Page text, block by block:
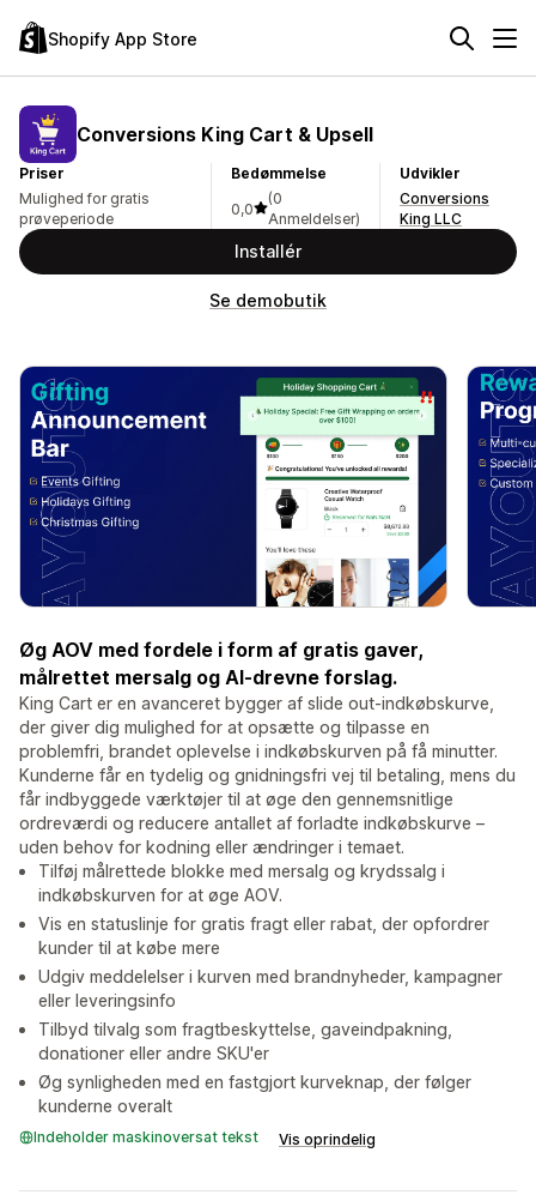
Shopify App Store
Conversions King Cart & Upsell
Priser
Mulighed for gratis
prøveperiode
Bedømmelse
0,0
(0
Anmeldelser)
Udvikler
Conversions
King LLC
Installér
Se demobutik
Øg AOV med fordele i form af gratis gaver,
målrettet mersalg og AI-drevne forslag.
King Cart er en avanceret bygger af slide out-indkøbskurve,
der giver dig mulighed for at opsætte og tilpasse en
problemfri, brandet oplevelse i indkøbskurven på få minutter.
Kunderne får en tydelig og gnidningsfri vej til betaling, mens du
får indbyggede værktøjer til at øge den gennemsnitlige
ordreværdi og reducere antallet af forladte indkøbskurve –
uden behov for kodning eller ændringer i temaet.
Tilføj målrettede blokke med mersalg og krydssalg i
indkøbskurven for at øge AOV.
Vis en statuslinje for gratis fragt eller rabat, der opfordrer
kunder til at købe mere
Udgiv meddelelser i kurven med brandnyheder, kampagner
eller leveringsinfo
Tilbyd tilvalg som fragtbeskyttelse, gaveindpakning,
donationer eller andre SKU'er
Øg synligheden med en fastgjort kurveknap, der følger
kunderne overalt
Indeholder maskinoversat tekst Vis oprindelig